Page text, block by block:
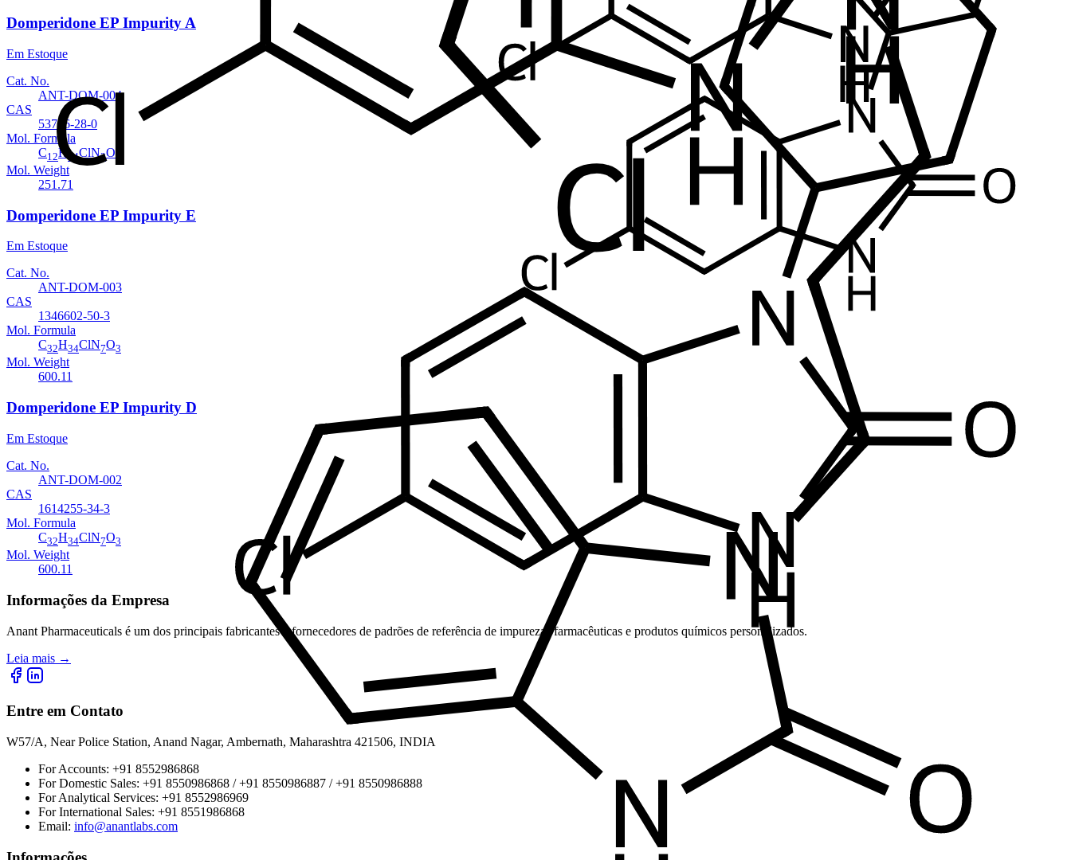
Domperidone EP Impurity A
Em Estoque
Cat. No.
ANT-DOM-004
CAS
53786-28-0
Mol. Formula
C12H 14ClN3O
Mol. Weight
251.71
Domperidone EP Impurity E
Em Estoque
Cat. No.
ANT-DOM-003
CAS
1346602-50-3
Mol. Formula
C32H34ClN7O3
Mol. Weight
600.11
Domperidone EP Impurity D
Em Estoque
Cat. No.
ANT-DOM-002
CAS
1614255-34-3
Mol. Formula
C32H34ClN7O3
Mol. Weight
600.11
Informações da Empresa
Anant Pharmaceuticals é um dos principais fabricantes e fornecedores de padrões de referência de impurezas farmacêuticas e produtos químicos personalizados.
Leia mais →
Entre em Contato
W57/A, Near Police Station, Anand Nagar, Ambernath, Maharashtra 421506, INDIA
For Accounts: +91 8552986868
For Domestic Sales: +91 8550986868 / +91 8550986887 / +91 8550986888
For Analytical Services: +91 8552986969
For International Sales: +91 8551986868
Email: info@anantlabs.com